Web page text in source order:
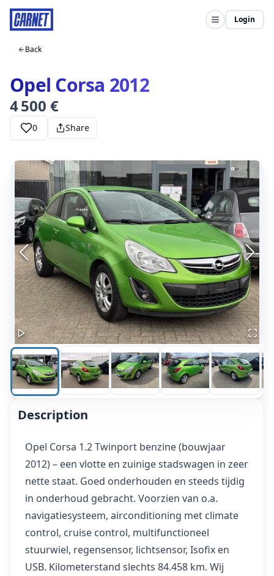
Login
Back
Opel Corsa 2012
4 500 €
0 Share
Description
Opel Corsa 1.2 Twinport benzine (bouwjaar
2012) – een vlotte en zuinige stadswagen in zeer
nette staat. Goed onderhouden en steeds tijdig
in onderhoud gebracht. Voorzien van o.a.
navigatiesysteem, airconditioning met climate
control, cruise control, multifunctioneel
stuurwiel, regensensor, lichtsensor, Isofix en
USB. Kilometerstand slechts 84.458 km. Wij